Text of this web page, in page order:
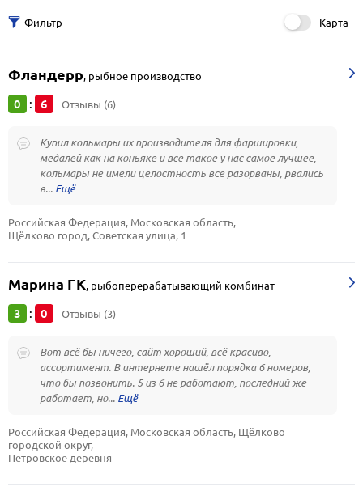
Карта
Фландерр, рыбное производство
0 : 6 Отзывы (6)
Купил кольмары их производителя для фаршировки,
медалей как на коньяке и все такое у нас самое лучшее,
кольмары не имели целостность все разорваны, рвались
в...
Российская Федерация, Московская область,
Щёлково город, Советская улица, 1
Марина ГК, рыбоперерабатывающий комбинат
3 : 0 Отзывы (3)
Вот всё бы ничего, сайт хороший, всё красиво,
ассортимент. В интернете нашёл порядка 6 номеров,
что бы позвонить. 5 из 6 не работают, последний же
работает, но...
Российская Федерация, Московская область, Щёлково
городской округ,
Петровское деревня